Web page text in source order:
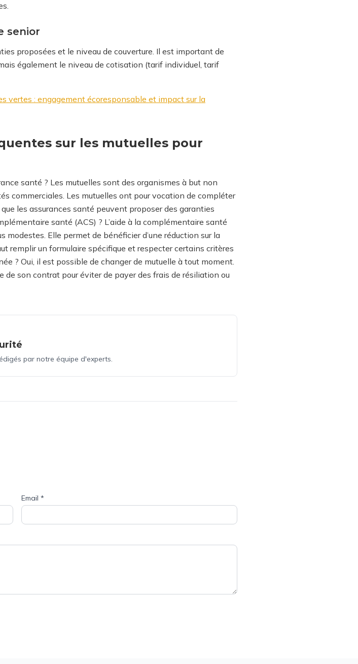
senior
proposées et le niveau de couverture. Il est important de
également le niveau de cotisation (tarif individuel, tarif
vertes : engagement écoresponsable et impact sur la
sur les mutuelles pour
santé ? Les mutuelles sont des organismes à but non
commerciales. Les mutuelles ont pour vocation de compléter
les assurances santé peuvent proposer des garanties
santé (ACS) ? L’aide à la complémentaire santé
Elle permet de bénéficier d’une réduction sur la
remplir un formulaire spécifique et respecter certains critères
? Oui, il est possible de changer de mutuelle à tout moment.
de son contrat pour éviter de payer des frais de résiliation ou
par notre équipe d'experts.
Email *